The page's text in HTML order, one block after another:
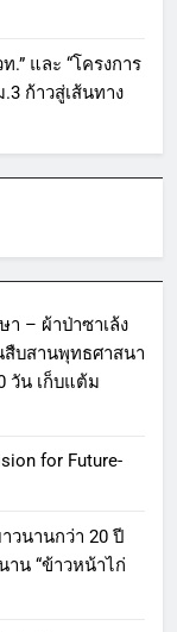
และ “โครงการ
ก้าวสู่เส้นทาง
– ผ้าป่าซาเล้ง
สืบสานพุทธศาสนา
วัน เก็บแต้ม
for Future-
วนานกว่า 20 ปี
น “ข้าวหน้าไก่